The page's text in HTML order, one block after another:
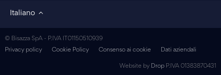
Italiano
© Bisazza SpA - P.IVA IT01150510939
Privacy policy Cookie Policy Consenso ai cookie Dati aziendali
Website by Drop P.IVA 01383870431